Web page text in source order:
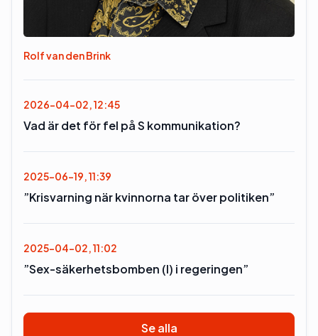
Rolf van den Brink
2026-04-02, 12:45
Vad är det för fel på S kommunikation?
2025-06-19, 11:39
”Krisvarning när kvinnorna tar över politiken”
2025-04-02, 11:02
”Sex-säkerhetsbomben (l) i regeringen”
Se alla